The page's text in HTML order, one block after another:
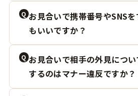
Q お見合いで携帯番号やSNS
もいいですか？
Q お見合いで相手の外見につ
するのはマナー違反ですか？